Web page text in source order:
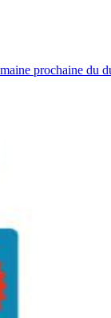
prochaine